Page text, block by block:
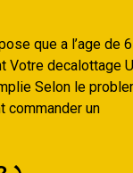
que a l’age de
Votre decalottage
Selon le
commander un